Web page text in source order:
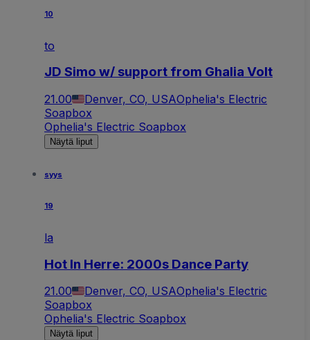
10
to
JD Simo w/ support from Ghalia Volt
21.00 Denver, CO, USAOphelia's Electric
Soapbox
Ophelia's Electric Soapbox
Näytä liput
syys
19
la
Hot In Herre: 2000s Dance Party
21.00 Denver, CO, USAOphelia's Electric
Soapbox
Ophelia's Electric Soapbox
Näytä liput